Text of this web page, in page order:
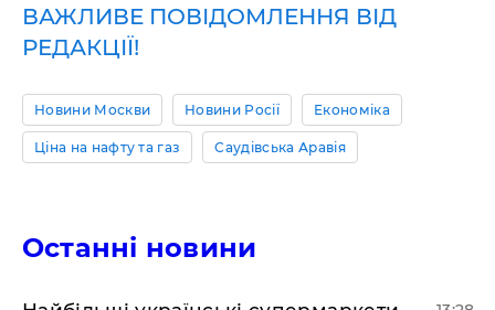
ВАЖЛИВЕ ПОВІДОМЛЕННЯ ВІД
РЕДАКЦІЇ!
Новини Москви Новини Росії Економіка
Ціна на нафту та газ Саудівська Аравія
Останні новини